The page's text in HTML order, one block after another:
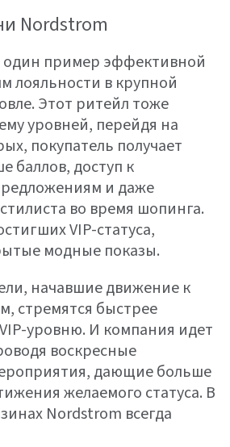
Nordstrom
пример эффективной
лояльности в крупной
Этот ритейл тоже
уровней, перейдя на
покупатель получает
баллов, доступ к
и даже
во время шопинга.
VIP-статуса,
модные показы.
начавшие движение к
стремятся быстрее
уровню. И компания идет
воскресные
дающие больше
желаемого статуса. В
Nordstrom всегда